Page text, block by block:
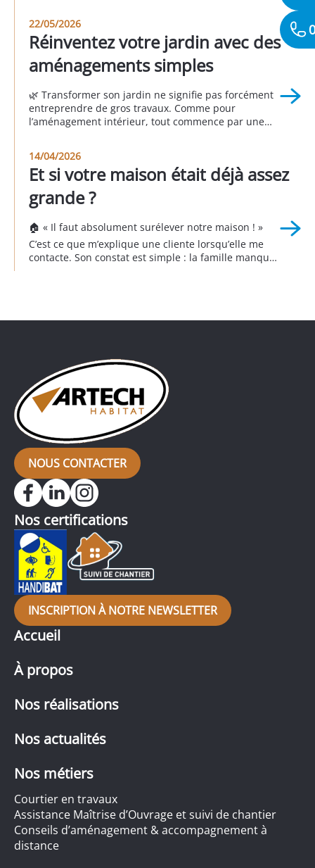
circulation, réduire la fonctionnalité des pièces et
donner une impression d’espace mal exploité. À
l’inverse, un escalier bien pensé permet d’optimiser
[…]
22/05/2026
Réinventez votre jardin avec des
aménagements simples
🌿 Transformer son jardin ne signifie pas forcément
entreprendre de gros travaux. Comme pour
l’aménagement intérieur, tout commence par une
vivre votre extérieur ? Un jardin réussi n’est pas celui
que l’on voit dans les magazines ou chez les voisins.
C’est celui qui répond à vos besoins, à vos […]
14/04/2026
Et si votre maison était déjà assez
grande ?
🏠 « Il faut absolument surélever notre maison ! »
C’est ce que m’explique une cliente lorsqu’elle me
contacte. Son constat est simple : la famille manque
NOUS CONTACTER
Accueil
À propos
Nos réalisations
Nos actualités
Nos métiers
Courtier en travaux
Assistance Maîtrise d’Ouvrage et suivi de chantier
Conseils d’aménagement & accompagnement à
distance
Nos certifications
INSCRIPTION À NOTRE NEWSLETTER